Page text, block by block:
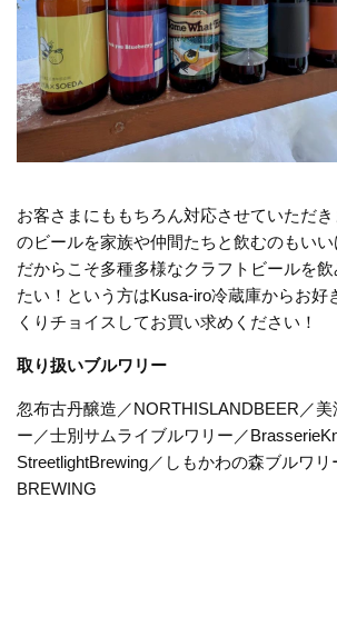
お客さまにももちろん対応させていただ
のビールを家族や仲間たちと飲むのもいい
だからこそ多種多様なクラフトビールを
たい！という方はKusa-iro冷蔵庫からお好
くりチョイスしてお買い求めください！
取り扱いブルワリー
忽布古丹醸造／NORTHISLANDBEER／美
ー／士別サムライブルワリー／
StreetlightBrewing／しもかわの森ブルワ
BREWING